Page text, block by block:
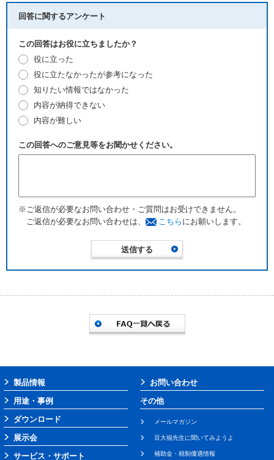
回答に関するアンケート
この回答はお役に立ちましたか？
役に立った
役に立たなかったが参考になった
知りたい情報ではなかった
内容が納得できない
内容が難しい
この回答へのご意見等をお聞かせください。
※ご返信が必要なお問い合わせ・ご質問はお受けできません。
ご返信が必要なお問い合わせは、
こちら にお願いします。
製品情報
用途・事例
ダウンロード
展示会
サービス・サポート
お問い合わせ
その他
メールマガジン
豆大福先生に聞いてみようよ
補助金・税制優遇情報